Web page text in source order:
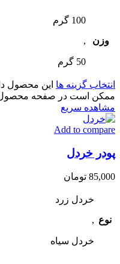
وزن
100 گرم
,
50 گرم
انتخاب گزینه ها این محصول
ممکن است در صفحه محصول
مشاهده سریع
Add to compare
پودر خردل
85,000 تومان
نوع
خردل زرد
,
خردل سیاه